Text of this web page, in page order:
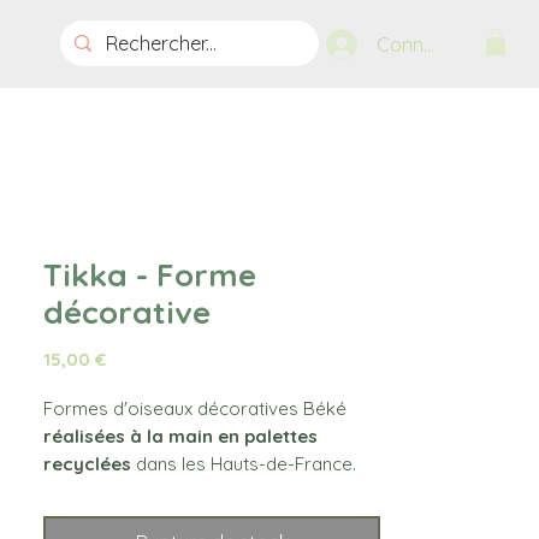
Connexion
Tikka - Forme
décorative
15,00 €Prix
Formes d'oiseaux décoratives Béké
réalisées à la main en palettes
recyclées dans les Hauts-de-France.
Un euro par achat est reversé pour